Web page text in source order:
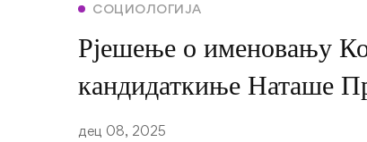
СОЦИОЛОГИЈА
Рјешење о именовању
кандидаткиње Наташе
дец 08, 2025